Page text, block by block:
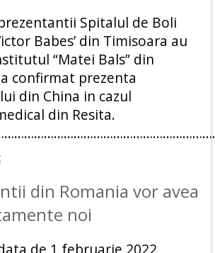
Spitalul de Boli
Babes’ din Timisoara au
“Matei Bals” din
confirmat prezenta
din China in cazul
din Resita.
din Romania vor avea
noi
de 1 februarie 2022,